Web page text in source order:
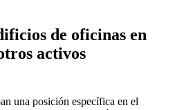
de oficinas en
activos
una posición específica en el